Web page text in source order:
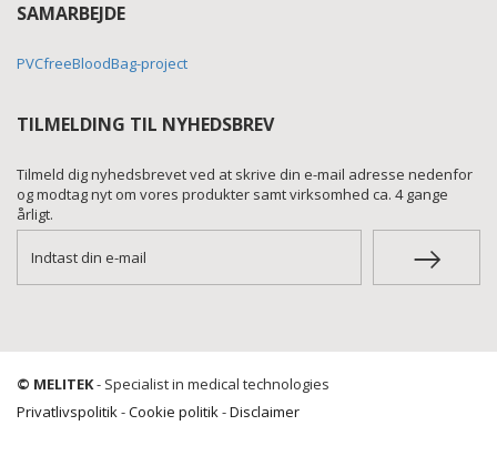
SAMARBEJDE
PVCfreeBloodBag-project
TILMELDING TIL NYHEDSBREV
Tilmeld dig nyhedsbrevet ved at skrive din e-mail adresse nedenfor
og modtag nyt om vores produkter samt virksomhed ca. 4 gange
årligt.
© MELITEK- Specialist in medical technologies
Privatlivspolitik-Cookie politik-Disclaimer